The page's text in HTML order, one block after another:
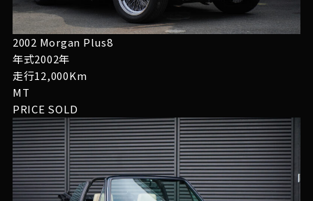
2002 Morgan Plus8
年式2002年
走行12,000Km
MT
PRICE SOLD